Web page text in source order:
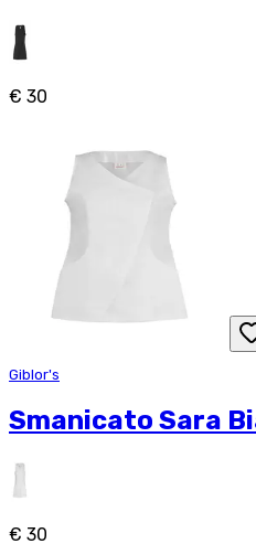
€ 30
Giblor's
Smanicato Sara
€ 30